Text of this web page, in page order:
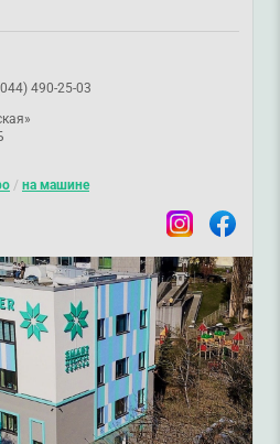
490-25-03
/ на машине
InstagramFacebook